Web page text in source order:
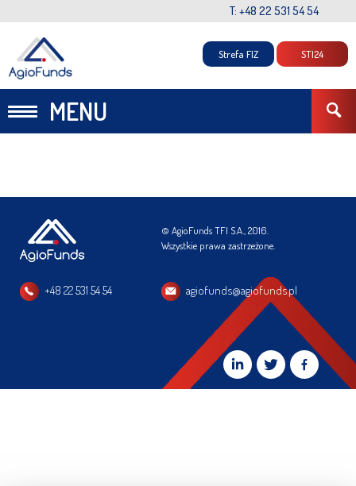
T: +48 22 531 54 54
MENU
Strefa FIZ STI24
© AgioFunds TFI S.A., 2016.
Wszystkie prawa zastrzeżone.
+48 22 531 54 54 agiofunds@agiofunds.pl